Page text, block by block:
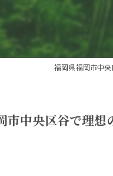
福岡県福岡市中
市中央区谷で理想